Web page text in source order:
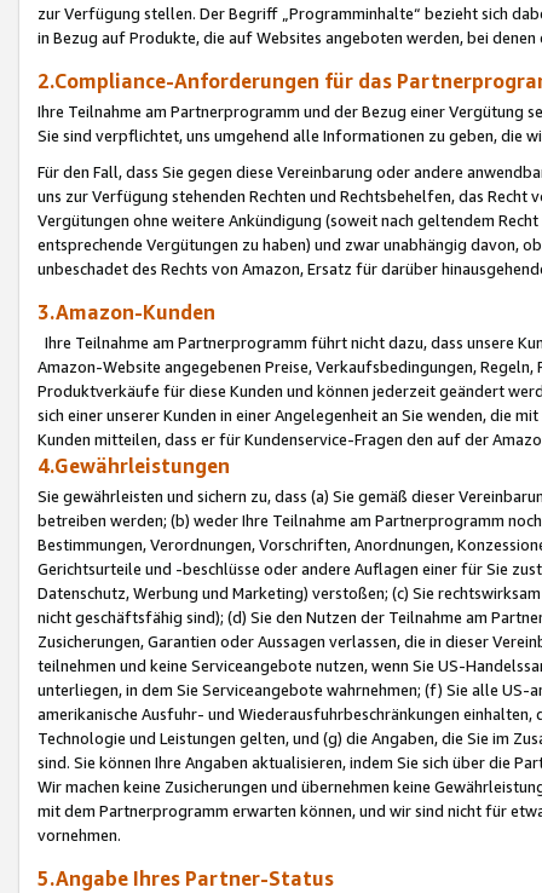
zur Verfügung stellen. Der Begriff „Programminhalte“ bezieht sich
in Bezug auf Produkte, die auf Websites angeboten werden, bei
2.Compliance-Anforderungen für das
Ihre Teilnahme am Partnerprogramm und der Bezug einer Vergütung
Sie sind verpflichtet, uns umgehend alle Informationen zu geben, die
Für den Fall, dass Sie gegen diese Vereinbarung oder andere
uns zur Verfügung stehenden Rechten und Rechtsbehelfen, das
Vergütungen ohne weitere Ankündigung (soweit nach geltendem
entsprechende Vergütungen zu haben) und zwar unabhängig davon,
unbeschadet des Rechts von Amazon, Ersatz für darüber
3.Amazon-Kunden
Ihre Teilnahme am Partnerprogramm führt nicht dazu, dass unsere
Amazon-Website angegebenen Preise, Verkaufsbedingungen,
Produktverkäufe für diese Kunden und können jederzeit geändert
sich einer unserer Kunden in einer Angelegenheit an Sie wenden, die
Kunden mitteilen, dass er für Kundenservice-Fragen den auf der
4.Gewährleistungen
Sie gewährleisten und sichern zu, dass (a) Sie gemäß dieser
betreiben werden; (b) weder Ihre Teilnahme am Partnerprogramm
Bestimmungen, Verordnungen, Vorschriften, Anordnungen,
Gerichtsurteile und -beschlüsse oder andere Auflagen einer für Sie
Datenschutz, Werbung und Marketing) verstoßen; (c) Sie
nicht geschäftsfähig sind); (d) Sie den Nutzen der Teilnahme am
Zusicherungen, Garantien oder Aussagen verlassen, die in dieser
teilnehmen und keine Serviceangebote nutzen, wenn Sie US-
unterliegen, in dem Sie Serviceangebote wahrnehmen; (f) Sie alle
amerikanische Ausfuhr- und Wiederausfuhrbeschränkungen
Technologie und Leistungen gelten, und (g) die Angaben, die Sie im
sind. Sie können Ihre Angaben aktualisieren, indem Sie sich über die
Wir machen keine Zusicherungen und übernehmen keine
mit dem Partnerprogramm erwarten können, und wir sind nicht für
vornehmen.
5.Angabe Ihres Partner-Status